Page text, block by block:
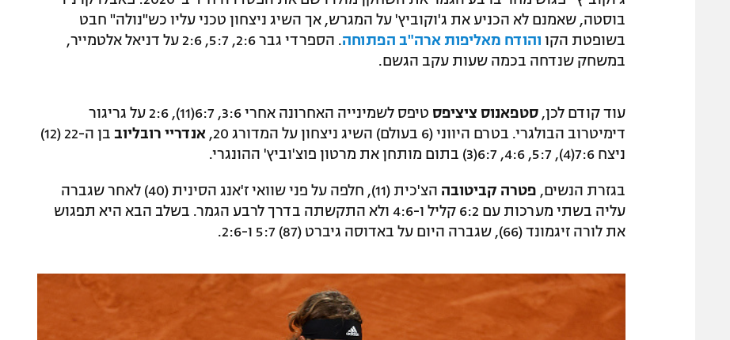
בוסטה, שאמנם לא הכניע את ג'וקוביץ' על המגרש, אך השיג ניצחון טכני עליו כש"נולה" חבט
בשופטת הקו והודח מאליפות ארה"ב הפתוחה
. הספרדי גבר 2:6, 5:7, 2:6 על דניאל אלטמייר,
במשחק שנדחה בכמה שעות עקב הגשם.
עוד קודם לכן, סטפאנוס ציציפס
טיפס לשמינייה האחרונה אחרי 3:6, 6:7(11), 2:6 על גריגור
דימיטרוב הבולגרי. בטרם היווני (6 בעולם) השיג ניצחון על המדורג 20,
אנדריי רובליוב
בן ה-22 (12)
ניצח 7:6(4), 5:7, 4:6, 6:7(3) בתום מותחן את מרטון פוצ'וביץ' ההונגרי.
בגזרת הנשים, פטרה קביטובה
הצ'כית (11), חלפה על פני שוואי ז'אנג הסינית (40) לאחר שגברה
עליה בשתי מערכות עם 6:2 קליל ו-4:6 ולא התקשתה בדרך לרבע הגמר. בשלב הבא היא תפגוש
את לורה זיגמונד (66), שגברה היום על באדוסה גיברט (87) 5:7 ו-2:6.